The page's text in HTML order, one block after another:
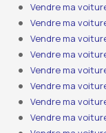
Vendre ma
Vendre ma
Vendre ma
Vendre ma
Vendre ma
Vendre ma
Vendre ma
Vendre ma